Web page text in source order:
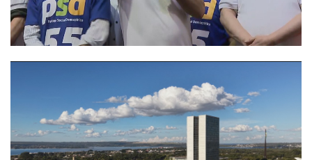
1 noticias
Cães do BAC encontram
drogas escondidas em
escombros durante
patrulhamento em
comunidade de Macaé